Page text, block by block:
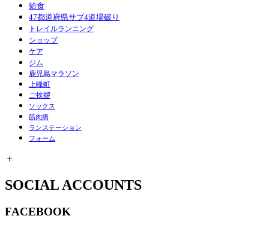
給食
47都道府県サブ4道場破り
トレイルランニング
ショップ
ケア
ジム
鹿児島マラソン
上峰町
ご挨拶
ソックス
筋肉痛
ランステーション
フォーム
＋
SOCIAL ACCOUNTS
FACEBOOK